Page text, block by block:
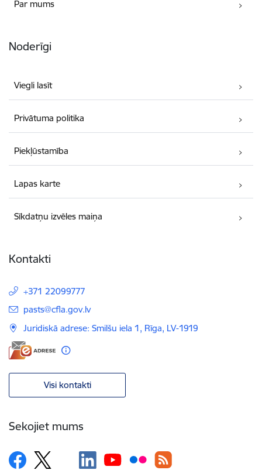
Par mums
Noderīgi
Viegli lasīt
Privātuma politika
Piekļūstamība
Lapas karte
Sīkdatņu izvēles maiņa
Kontakti
+371 22099777
E-pasts:
pasts@cfla.gov.lv
Juridiskā adrese: Smilšu iela 1, Rīga, LV-1919
Visi kontakti
Sekojiet mums